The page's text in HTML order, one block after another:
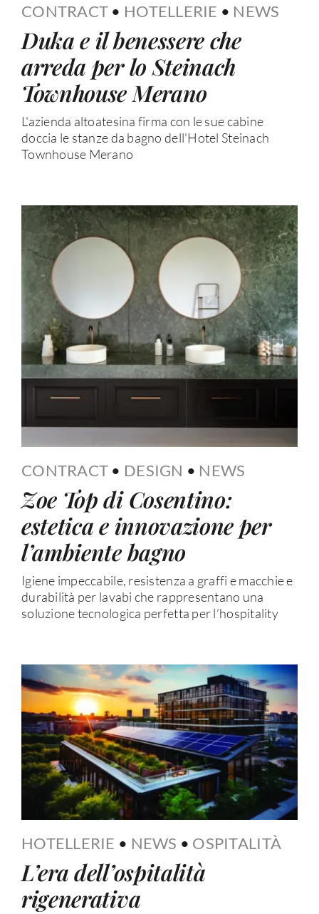
CONTRACT • HOTELLERIE • NEWS
Duka e il benessere che
arreda per lo Steinach
Townhouse Merano
L'azienda altoatesina firma con le sue cabine
doccia le stanze da bagno dell'Hotel Steinach
Townhouse Merano
CONTRACT • DESIGN • NEWS
Zoe Top di Cosentino:
estetica e innovazione per
l’ambiente bagno
Igiene impeccabile, resistenza a graffi e macchie e
durabilità per lavabi che rappresentano una
soluzione tecnologica perfetta per l’hospitality
HOTELLERIE • NEWS • OSPITALITÀ
L’era dell’ospitalità
rigenerativa